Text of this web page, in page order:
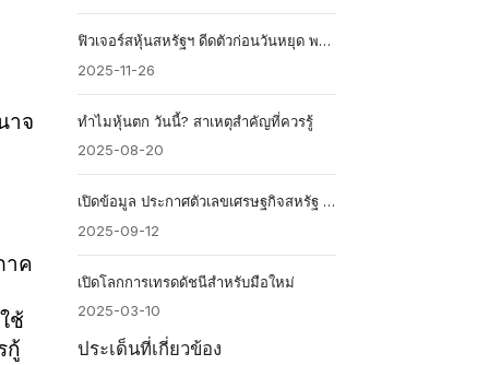
าจ
าค
ช้
กู้
ฟิวเจอร์สหุ้นสหรัฐฯ ดีดตัวก่อนวันหยุด พร้อมจับตาทิศทางตลาดต่อไป
2025-11-26
ทําไมหุ้นตก วันนี้? สาเหตุสำคัญที่ควรรู้
2025-08-20
เปิดข้อมูล ประกาศตัวเลขเศรษฐกิจสหรัฐ ตัวเลขไหนมีผลต่อการลงทุน
2025-09-12
เปิดโลกการเทรดดัชนีสำหรับมือใหม่
2025-03-10
ประเด็นที่เกี่ยวข้อง